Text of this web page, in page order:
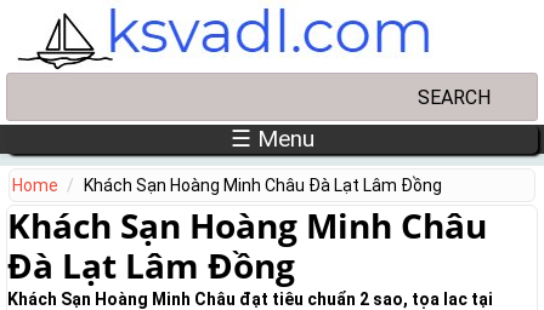
Skip to main content
☰ Menu
Home Khách Sạn Hoàng Minh Châu Đà Lạt Lâm Đồng
Khách Sạn Hoàng Minh Châu
Đà Lạt Lâm Đồng
Khách Sạn Hoàng Minh Châu đạt tiêu chuẩn 2 sao, tọa lac tại